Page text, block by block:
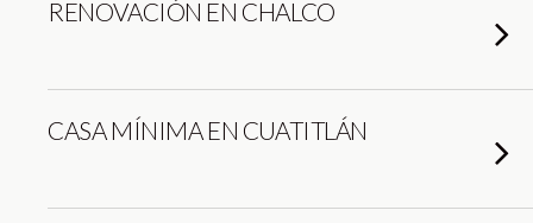
RENOVACIÓN EN CHALCO
CASA MÍNIMA EN CUATITLÁN